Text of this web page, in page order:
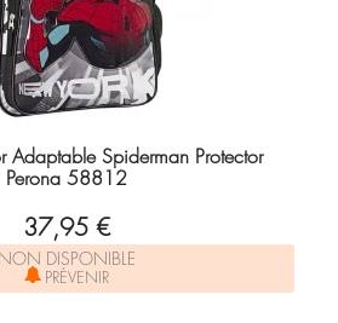
Adaptable Spiderman Protector
Perona 58812
37,95 €
NON DISPONIBLE
PRÉVENIR